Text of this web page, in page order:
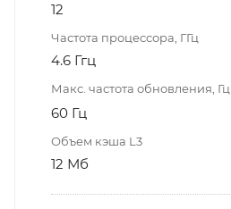
12
Частота процессора, ГГц
4.6 Ггц
Макс. частота обновления, Гц
60 Гц
Объем кэша L3
12 Мб